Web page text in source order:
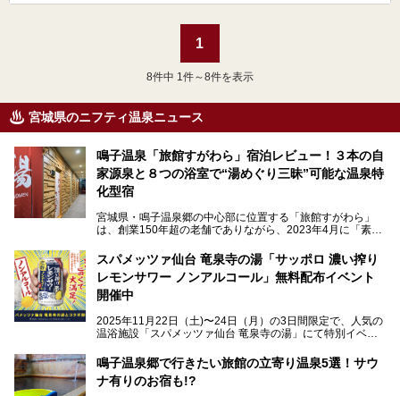
1
8件中 1件～8件を表示
宮城県のニフティ温泉ニュース
鳴子温泉「旅館すがわら」宿泊レビュー！３本の自
家源泉と８つの浴室で“湯めぐり三昧”可能な温泉特
化型宿
宮城県・鳴子温泉郷の中心部に位置する「旅館すがわら」
は、創業150年超の老舗でありながら、2023年4月に「素泊
を利用したサウナも新設され、温泉ファン・サウナ―双方に
注目のスポットです。
特筆すべきは、館内で完結する圧倒的な「湯めぐり」のバリ
エーション。“温泉のデパート”・“東の横綱”と称される鳴子
温泉郷の中でも、3本の異なる自家源泉を使い分けるその実
力は折り紙付き。実際に宿泊した筆者が、“温泉”を中心にそ
の全貌を詳細レビューします！
スパメッツァ仙台 竜泉寺の湯「サッポロ 濃い搾り
レモンサワー ノンアルコール」無料配布イベント
開催中
2025年11月22日（土)〜24日（月）の3日間限定で、人気の
温浴施設「スパメッツァ仙台 竜泉寺の湯」にて特別イベン
「サッポロ 濃い搾りレモンサワー ノンアルコール」を無料
配布します。さらにSNS投稿で「サッポロ 濃い搾りグレフ
ルサワー ノンアルコール」もプレゼント。湯上がりにぴっ
鳴子温泉郷で行きたい旅館の立寄り温泉5選！サウ
ナ有りのお宿も!?